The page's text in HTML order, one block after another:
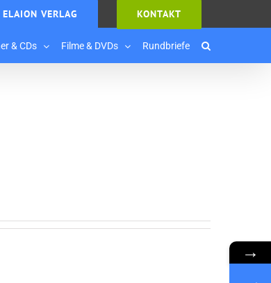
ELAION VERLAG KONTAKT
& CDs Filme & DVDs Rundbriefe
→